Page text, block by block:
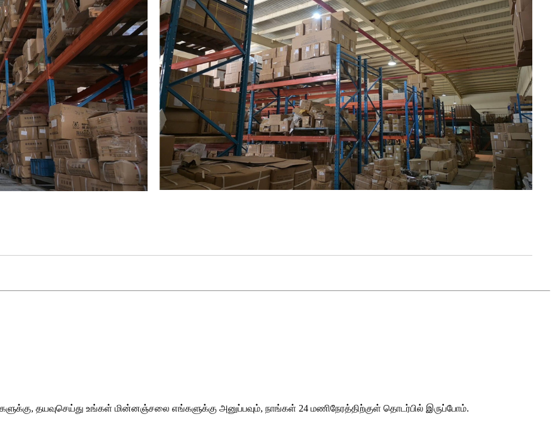
தயவுசெய்து உங்கள் மின்னஞ்சலை எங்களுக்கு அனுப்பவும், நாங்கள் 24 மணிநேரத்திற்குள் தொடர்பில் இருப்போம்.